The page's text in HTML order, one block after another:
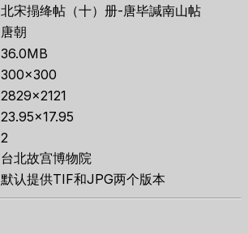
北宋搨绛帖（十）册-唐毕諴南山帖
唐朝
36.0MB
300×300
2829×2121
23.95×17.95
2
台北故宫博物院
默认提供TIF和JPG两个版本